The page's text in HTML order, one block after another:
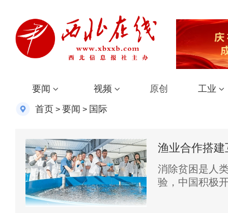
要闻 视频 原创 工业
首页 > 要闻 > 国际
渔业合作搭
消除贫困是人
验，中国积极